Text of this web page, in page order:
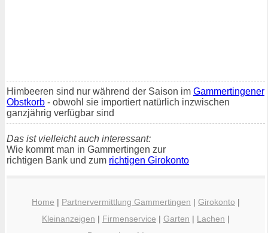
Himbeeren sind nur während der Saison im Gammertingener
Obstkorb - obwohl sie importiert natürlich inzwischen
ganzjährig verfügbar sind
Das ist vielleicht auch interessant:
Wie kommt man in Gammertingen zur
richtigen Bank und zum richtigen Girokonto
Home | Partnervermittlung Gammertingen | Girokonto |
Kleinanzeigen | Firmenservice | Garten | Lachen |